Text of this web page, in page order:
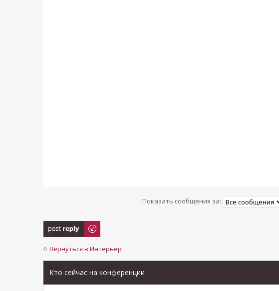
Показать сообщения за:
Ответить
Вернуться в Интерьер
Кто сейчас на конференции